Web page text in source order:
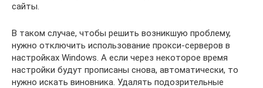
сайты.
В таком случае, чтобы решить возникшую проблему,
нужно отключить использование прокси-серверов в
настройках Windows. А если через некоторое время
настройки будут прописаны снова, автоматически, то
нужно искать виновника. Удалять подозрительные